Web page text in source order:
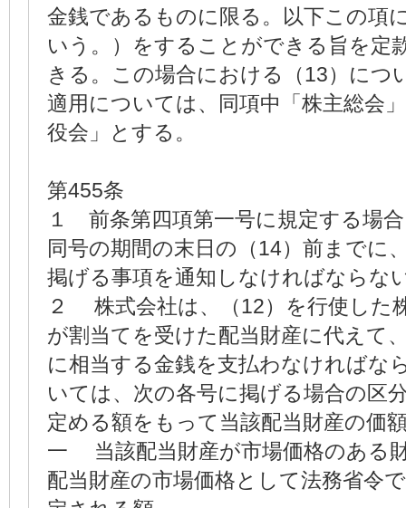
金銭であるものに限る。以下この項
いう。）をすることができる旨を定
きる。この場合における（13）につ
適用については、同項中「株主総会
役会」とする。
第455条
１ 前条第四項第一号に規定する場
同号の期間の末日の（14）前までに
掲げる事項を通知しなければならな
２ 株式会社は、（12）を行使した
が割当てを受けた配当財産に代えて
に相当する金銭を支払わなければな
いては、次の各号に掲げる場合の区
定める額をもって当該配当財産の価
一 当該配当財産が市場価格のある
配当財産の市場価格として法務省令